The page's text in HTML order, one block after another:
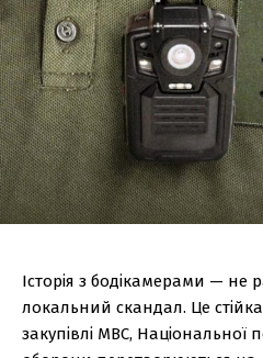
Історія з бодікамерами — не
локальний скандал. Це
закупівлі МВС, Національної